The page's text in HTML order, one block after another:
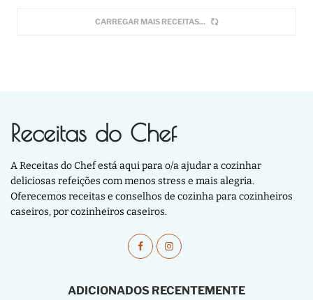
CARREGAR MAIS RECEITAS
Receitas do Chef
A Receitas do Chef está aqui para o/a ajudar a cozinhar
deliciosas refeições com menos stress e mais alegria.
Oferecemos receitas e conselhos de cozinha para cozinheiros
caseiros, por cozinheiros caseiros.
ADICIONADOS RECENTEMENTE